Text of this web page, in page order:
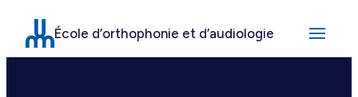
Aller
contenu
École d’orthophonie et d’audiologie